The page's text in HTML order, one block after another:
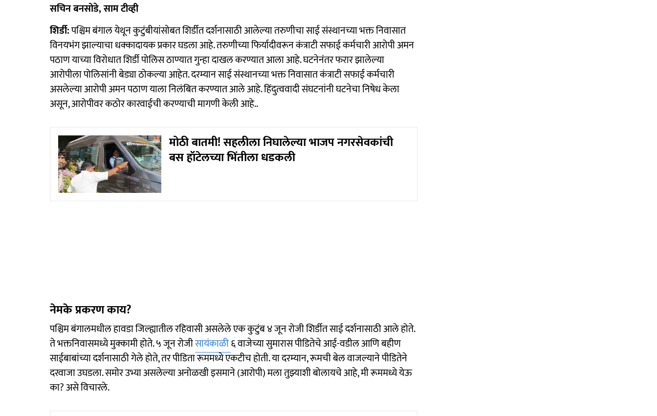
सचिन बनसोडे, साम टीव्ही
शिर्डी:पश्चिम बंगाल येथून कुटुंबीयांसोबत शिर्डीत दर्शनासाठी आलेल्या तरुणीचा साई संस्थानच्या भक्त निवासात
विनयभंग झाल्याचा धक्कादायक प्रकार घडला आहे. तरुणीच्या फिर्यादीवरून कंत्राटी सफाई कर्मचारी आरोपी अमन
पठाण याच्या विरोधात शिर्डी पोलिस ठाण्यात गुन्हा दाखल करण्यात आला आहे. घटनेनंतर फरार झालेल्या
आरोपीला पोलिसांनी बेड्या ठोकल्या आहेत. दरम्यान साई संस्थानच्या भक्त निवासात कंत्राटी सफाई कर्मचारी
असलेल्या आरोपी अमन पठाण याला निलंबित करण्यात आले आहे. हिंदुत्ववादी संघटनांनी घटनेचा निषेध केला
असून, आरोपीवर कठोर कारवाईची करण्याची मागणी केली आहे..
मोठी बातमी! सहलीला निघालेल्या भाजप नगरसेवकांची
बस हॉटेलच्या भिंतीला धडकली
नेमके प्रकरण काय?
पश्चिम बंगालमधील हावडा जिल्ह्यातील रहिवासी असलेले एक कुटुंब ४ जून रोजी शिर्डीत साई दर्शनासाठी आले होते.
ते भक्तनिवासमध्ये मुक्कामी होते. ५ जून रोजीसायंकाळी६ वाजेच्या सुमारास पीडितेचे आई-वडील आणि बहीण
साईबाबांच्या दर्शनासाठी गेले होते, तर पीडिता रूममध्ये एकटीच होती. या दरम्यान, रूमची बेल वाजल्याने पीडितेने
दरवाजा उघडला. समोर उभ्या असलेल्या अनोळखी इसमाने (आरोपी) मला तुझ्याशी बोलायचे आहे, मी रूममध्ये येऊ
का? असे विचारले.